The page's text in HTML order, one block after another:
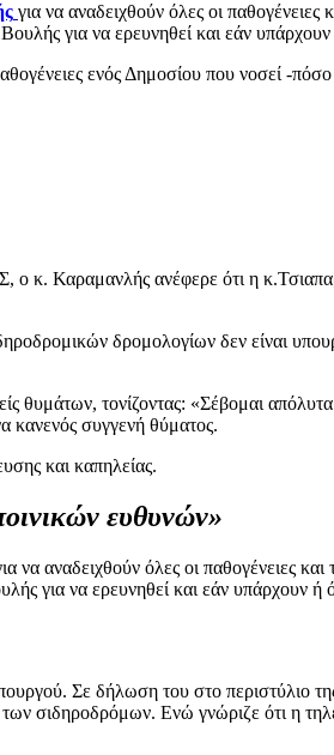
για να αναδειχθούν όλες οι
για να ερευνηθεί και εάν υπάρχουν
ενός Δημοσίου που νοσεί -
κ. Καραμανλής ανέφερε ότι η
δρομολογίων δεν είναι
θυμάτων, τονίζοντας: «Σέβομαι
κανενός συγγενή θύματος.
και καπηλείας.
ευθυνών»
να αναδειχθούν όλες οι παθογένειες
για να ερευνηθεί και εάν υπάρχουν ή
Σε δήλωση του στο περιστύλιο
σιδηροδρόμων. Ενώ γνώριζε ότι η